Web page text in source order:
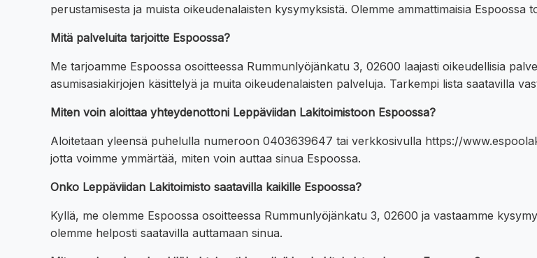
perustamisesta ja muista oikeudenalaisten kysymyksistä. Olemme ammattimaisia Espoossa
Mitä palveluita tarjoitte Espoossa?
Me tarjoamme Espoossa osoitteessa Rummunlyöjänkatu 3, 02600 laajasti oikeudellisia
asumisasiakirjojen käsittelyä ja muita oikeudenalaisten palveluja. Tarkempi lista saatavilla
Miten voin aloittaa yhteydenottoni Leppäviidan Lakitoimistoon Espoossa?
Aloitetaan yleensä puhelulla numeroon 0403639647 tai verkkosivulla https://
jotta voimme ymmärtää, miten voin auttaa sinua Espoossa.
Onko Leppäviidan Lakitoimisto saatavilla kaikille Espoossa?
Kyllä, me olemme Espoossa osoitteessa Rummunlyöjänkatu 3, 02600 ja vastaamme
olemme helposti saatavilla auttamaan sinua.